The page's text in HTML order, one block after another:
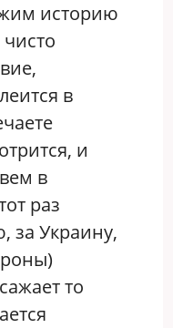
историю
в
и
в
раз
за Украину,
то